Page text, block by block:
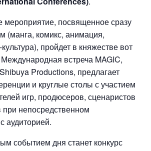
мероприятие, посвященное сразу
(манга, комикс, анимация,
пройдет в княжестве вот
встреча MAGIC,
Productions, предлагает
и круглые столы с участием
игр, продюсеров, сценаристов
непосредственном
аудиторией.
событием дня станет конкурс